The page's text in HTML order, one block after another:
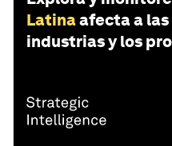
Latinaafecta a las
industrias y los